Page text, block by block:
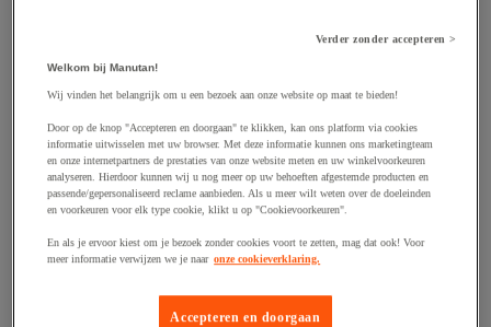
Draadstift
Haak en schroefoog
Ketting en trekkoord
Moer
Nagel en blindklinktang
Plug en pin
Punten, spijkers en nieten
Regelvoet
Ring
Scharnierpen, -strip en geheng
Verder zonder accepteren >
Welkom bij Manutan!
Wij vinden het belangrijk om u een bezoek aan onze website op maat te bieden!
Door op de knop "Accepteren en doorgaan" te klikken, kan ons platform via cookies
informatie uitwisselen met uw browser. Met deze informatie kunnen ons marketingteam
en onze internetpartners de prestaties van onze website meten en uw winkelvoorkeuren
analyseren. Hierdoor kunnen wij u nog meer op uw behoeften afgestemde producten en
passende/gepersonaliseerd reclame aanbieden. Als u meer wilt weten over de doeleinden
en voorkeuren voor elk type cookie, klikt u op "Cookievoorkeuren".
En als je ervoor kiest om je bezoek zonder cookies voort te zetten, mag dat ook! Voor
meer informatie verwijzen we je naar onze cookieverklaring.
Accepteren en doorgaan